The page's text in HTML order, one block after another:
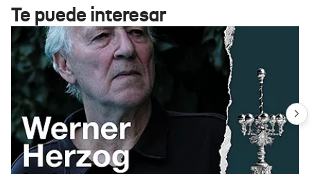
Te puede interesar